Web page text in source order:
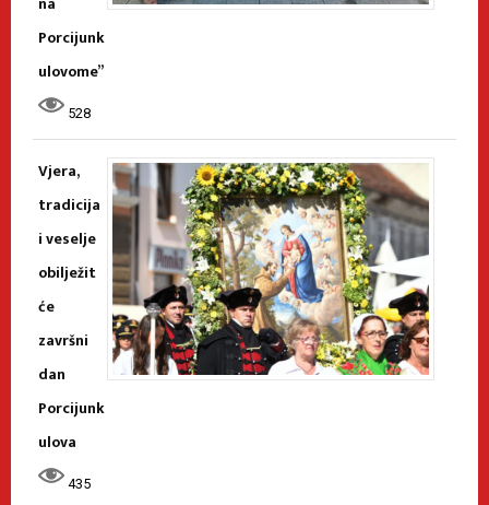
Porcijunk
ulovome”
528
Vjera,
tradicija
i veselje
obilježit
će
završni
dan
Porcijunk
ulova
435